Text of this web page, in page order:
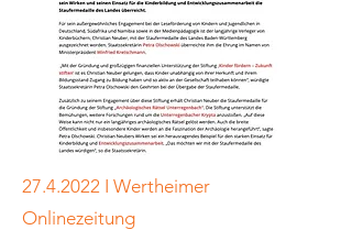
27.4.2022 I Wertheimer
Onlinezeitung